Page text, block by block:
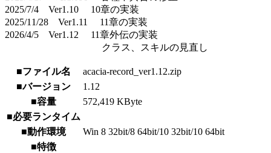
2025/7/4 Ver1.10 10章の実装
2025/11/28 Ver1.11 11章の実装
2026/4/5 Ver1.12 11章外伝の実装
クラス、スキルの見直し
■ファイル名
acacia-record_ver1.12.zip
■バージョン
1.12
■容量
572,419 KByte
■必要ランタイム
■動作環境
Win 8 32bit/8 64bit/10 32bit/10 64bit
■特徴